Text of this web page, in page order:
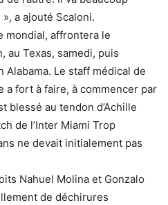
a ajouté Scaloni.
mondial, affrontera le
au Texas, samedi, puis
Alabama. Le staff médical de
a fort à faire, à commencer par
blessé au tendon d’Achille
de l’Inter Miami Trop
ne devait initialement pas
Nahuel Molina et Gonzalo
de déchirures